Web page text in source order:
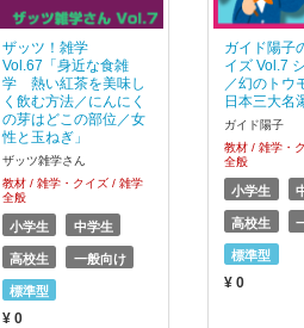
ザッツ！雑学
Vol.67「身近な食雑
学 熱い紅茶を美味し
く飲む方法／にんにく
の芽はどこの部位／女
性と玉ねぎ」
ザッツ雑学さん
教材 / 雑学・クイズ / 雑学
全般
小学生 中学生
高校生 一般向け
標準型
¥ 0
ガイド陽子
イズ Vol.7
／幻のトウ
日本三大名
ガイド陽子
教材 / 雑学・
全般
小学生
高校生
標準型
¥ 0